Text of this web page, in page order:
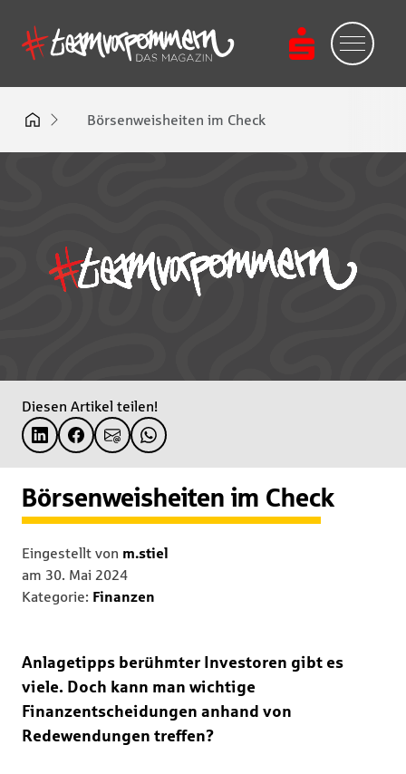
Börsenweisheiten im Check
Diesen Artikel teilen!
Börsenweisheiten im Check
Eingestellt von m.stiel
am 30. Mai 2024
Kategorie: Finanzen
Anlagetipps berühmter Investoren gibt es
viele. Doch kann man wichtige
Finanzentscheidungen anhand von
Redewendungen treffen?